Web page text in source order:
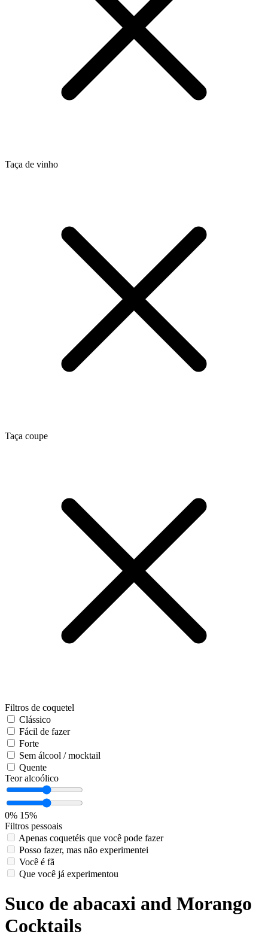
Taça de vinho
Taça coupe
Filtros de coquetel
Clássico
Fácil de fazer
Forte
Sem álcool / mocktail
Quente
Teor alcoólico
0% 15%
Filtros pessoais
Apenas coquetéis que você pode fazer
Posso fazer, mas não experimentei
Você é fã
Que você já experimentou
Suco de abacaxi and Morango
Cocktails